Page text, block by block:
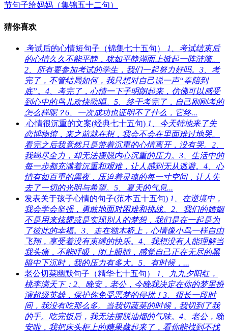
节句子给妈妈（集锦五十二句）
猜你喜欢
考试后的心情短句子（锦集七十五句）
1、考试结束后
的心情久久不能平静，犹如平静湖面上掀起一阵涟漪。
2、所有要参加考试的学生，我们一起努力好吗。3、考
完了，不管结局如何，我只想对自己说一声“奉陪到
底”。4、考完了，心情一下子明朗起来，仿佛可以感受
到心中的鸟儿欢快歌唱。5、终于考完了，自己刚刚考的
怎么样呢？6、一次成功也证明不了什么，它终...
心情很沉重的文案(经典七十五句) 1、今天特地来了失
恋博物馆，来之前就在想，我会不会在里面难过地哭。
看完之后我竟然只是带着沉重的心情离开，没有哭。2、
我竭尽全力，却无法摆脱内心沉重的压力。3、生活中的
每一步都充满着沉重和艰难，让人感到无从逃避。4、心
情有如百重的黑夜，压迫着灵魂的每一寸空间，让人失
去了一切的光明与希望。5、夏天的气息...
发表关于孩子心情的句子(范本五十五句) 1、在逆境中，
我会学会坚强，勇敢地面对困难和挑战。2、我们的婚姻
不是用来炫耀或是实现别人的梦想，我们是在一起是为
了彼此的幸福。3、走在独木桥上，心情像小鸟一样自由
飞翔，享受着没有束缚的快乐。4、我想没有人能理解当
我头痛，不能呼吸，闭上眼睛，感觉自己正在无尽的黑
暗中下沉时，我的压力有多大。5、有时候，...
老公切菜幽默句子（精华七十五句）
1、九九夕阳红，
桃李满天下；2、晚安，老公，今晚我决定在你的梦里扮
演超级英雄，保护你免受恶梦的侵扰！3、很长一段时
间，我没有吃那么多。当我切蔬菜的时候，我切到了我
的手。吃完饭后，我无法摆脱油烟的气味。4、老公，晚
安啦，我把床头柜上的糖果藏起来了，看你能找到不找